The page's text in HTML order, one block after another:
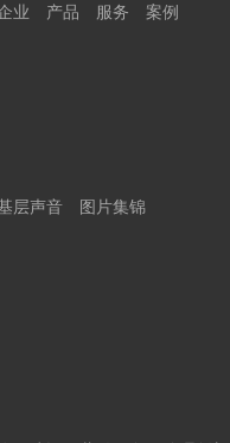
业 产品 服务 案例
层声音 图片集锦